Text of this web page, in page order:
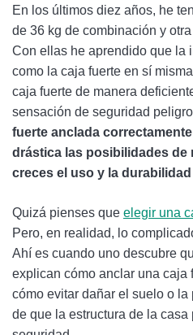
Guía paso a paso para
Elige una caja fuerte del tipo
Otros consejos para
Cuándo se debe contratar a
Consideraciones legales y
Errores comunes que evitar
Preguntas frecuentes
En los últimos diez años, he
de 36 kg de combinación y
Con ellas he aprendido que la
como la caja fuerte en sí
caja fuerte de manera
sensación de seguridad
fuerte anclada
drástica las posibilidades de
creces el uso y la
Quizá pienses que elegir una
Pero, en realidad, lo
Ahí es cuando uno descubre
explican cómo anclar una caja
cómo evitar dañar el suelo o
de que la estructura de la